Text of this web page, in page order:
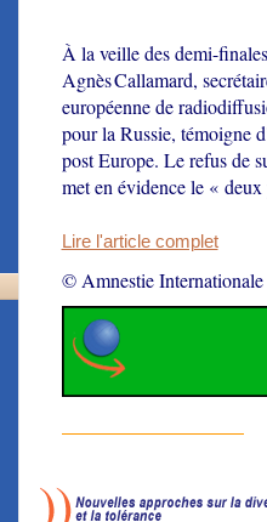
À la veille des demi-
Agnès Callamard,
européenne de
pour la Russie, témoigne
post Europe. Le refus de
met en évidence le «
Lire l'article complet
© Amnestie Internationale